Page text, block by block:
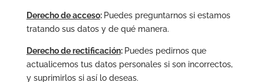
Derecho de acceso: Puedes preguntarnos si estamos
tratando sus datos y de qué manera.
Derecho de rectificación: Puedes pedirnos que
actualicemos tus datos personales si son incorrectos,
y suprimirlos si así lo deseas.